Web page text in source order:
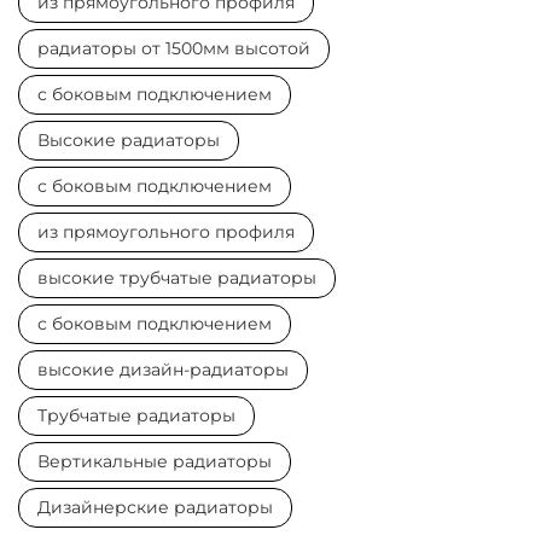
радиаторы от 1500мм высотой
с боковым подключением
Высокие радиаторы
с боковым подключением
из прямоугольного профиля
высокие трубчатые радиаторы
с боковым подключением
высокие дизайн-радиаторы
Трубчатые радиаторы
Вертикальные радиаторы
Дизайнерские радиаторы